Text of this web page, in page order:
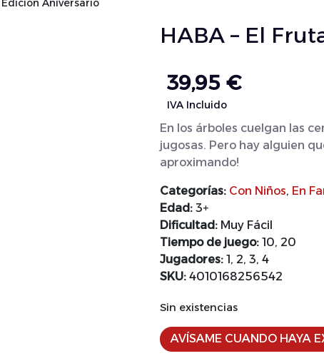
HABA – El
39,95 €
IVA Incluido
En los árboles cuelgan las
jugosas. Pero hay alguien
aproximando!
Categorías: Con Niños, En
Edad: 3+
Dificultad: Muy Fácil
Tiempo de juego: 10, 20
Jugadores: 1, 2, 3, 4
SKU: 4010168256542
Sin existencias
AVÍSAME CUANDO HAYA